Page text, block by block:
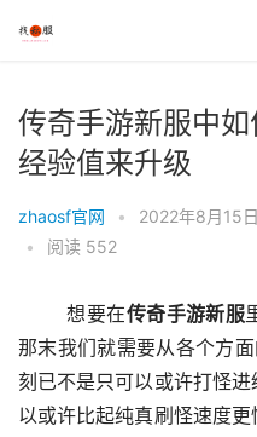
传奇手游新服中
经验值来升级
zhaosf官网 • 2022年8月15
•
阅读 552
	想要在
传奇手游新服
那末我们就需要从各个方
刻已不是只可以或许打怪
以或许比起纯真刷怪速度